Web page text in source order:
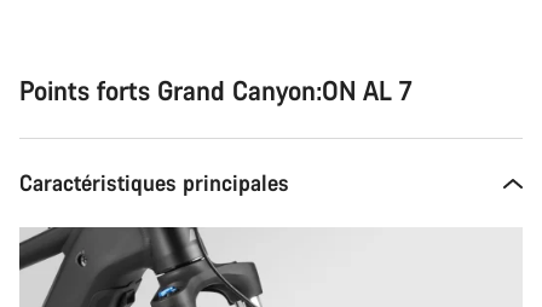
Points forts Grand Canyon:ON AL 7
Caractéristiques principales